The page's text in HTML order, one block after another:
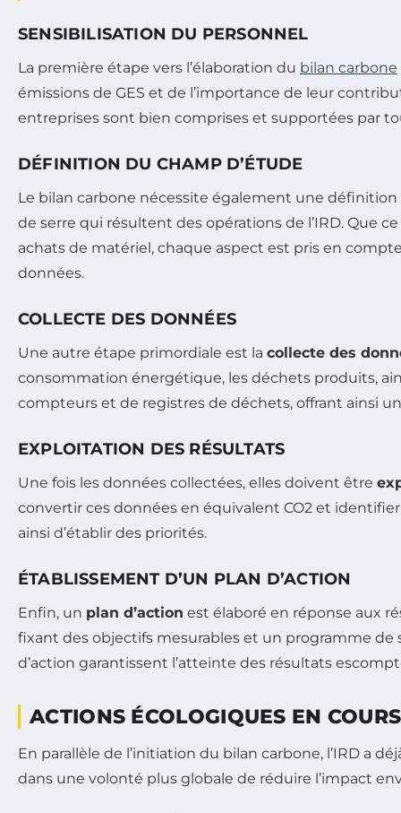
SENSIBILISATION DU PERSONNEL
La première étape vers l’élaboration du bilan carbone
émissions de GES et de l’importance de leur
entreprises sont bien comprises et supportées par
DÉFINITION DU CHAMP D’ÉTUDE
Le bilan carbone nécessite également une
de serre qui résultent des opérations de l’IRD. Que
achats de matériel, chaque aspect est pris en
données.
COLLECTE DES DONNÉES
Une autre étape primordiale est la collecte des
consommation énergétique, les déchets produits,
compteurs et de registres de déchets, offrant ainsi
EXPLOITATION DES RÉSULTATS
Une fois les données collectées, elles doivent être
convertir ces données en équivalent CO2 et
ainsi d’établir des priorités.
ÉTABLISSEMENT D’UN PLAN D’ACTION
Enfin, un plan d’action est élaboré en réponse aux
fixant des objectifs mesurables et un programme de
d’action garantissent l’atteinte des résultats
ACTIONS ÉCOLOGIQUES EN COURS
En parallèle de l’initiation du bilan carbone, l’IRD a
dans une volonté plus globale de réduire l’impact